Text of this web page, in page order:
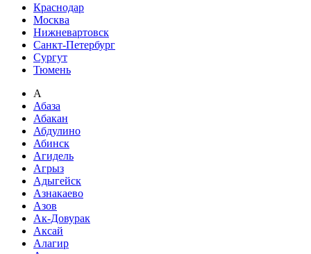
Краснодар
Москва
Нижневартовск
Санкт-Петербург
Сургут
Тюмень
А
Абаза
Абакан
Абдулино
Абинск
Агидель
Агрыз
Адыгейск
Азнакаево
Азов
Ак-Довурак
Аксай
Алагир